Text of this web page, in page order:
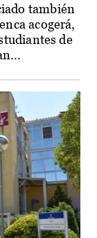
también
acogerá,
de